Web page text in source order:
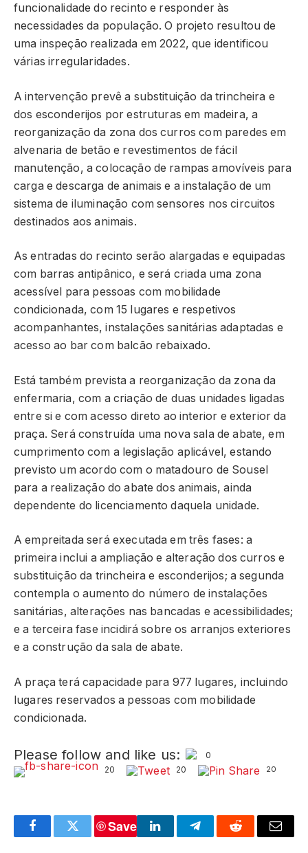
funcionalidade do recinto e responder às
necessidades da população. O projeto resultou de
uma inspeção realizada em 2022, que identificou
várias irregularidades.
A intervenção prevê a substituição da trincheira e
dos esconderijos por estruturas em madeira, a
reorganização da zona dos curros com paredes em
alvenaria de betão e revestimentos de fácil
manutenção, a colocação de rampas amovíveis para
carga e descarga de animais e a instalação de um
sistema de iluminação com sensores nos circuitos
destinados aos animais.
As entradas do recinto serão alargadas e equipadas
com barras antipânico, e será criada uma zona
acessível para pessoas com mobilidade
condicionada, com 15 lugares e respetivos
acompanhantes, instalações sanitárias adaptadas e
acesso ao bar com balcão rebaixado.
Está também prevista a reorganização da zona da
enfermaria, com a criação de duas unidades ligadas
entre si e com acesso direto ao interior e exterior da
praça. Será construída uma nova sala de abate, em
cumprimento com a legislação aplicável, estando
previsto um acordo com o matadouro de Sousel
para a realização do abate dos animais, ainda
dependente do licenciamento daquela unidade.
A empreitada será executada em três fases: a
primeira inclui a ampliação e alteração dos curros e
substituição da trincheira e esconderijos; a segunda
contempla o aumento do número de instalações
sanitárias, alterações nas bancadas e acessibilidades;
e a terceira fase incidirá sobre os arranjos exteriores
e a construção da sala de abate.
A praça terá capacidade para 977 lugares, incluindo
lugares reservados a pessoas com mobilidade
condicionada.
Please follow and like us:
0
20
20 20
FacebookTwitter
Save
LinkedInTelegramReddit Email